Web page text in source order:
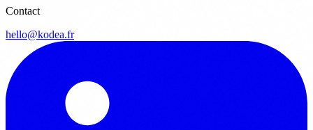
Contact
hello@kodea.fr